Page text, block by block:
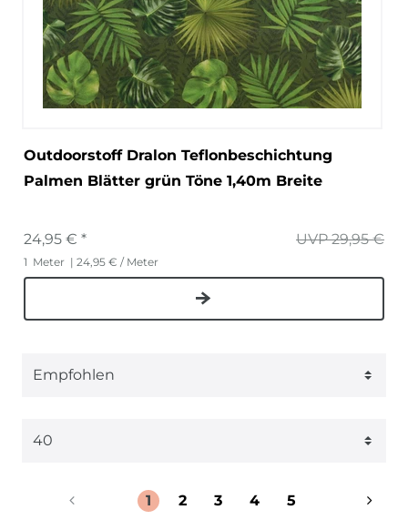
Outdoorstoff Dralon Teflonbeschichtung
Palmen Blätter grün Töne 1,40m Breite
UVP 29,95 €
24,95 € *
1 Meter | 24,95 € / Meter
1 2 3 4 5